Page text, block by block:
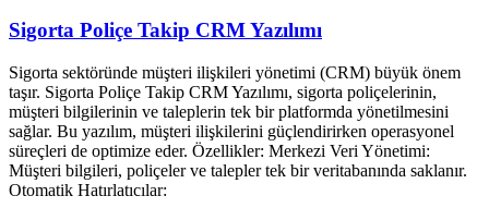
Sigorta Poliçe Takip CRM Yazılımı
Sigorta sektöründe müşteri ilişkileri yönetimi (CRM) büyük önem
taşır. Sigorta Poliçe Takip CRM Yazılımı, sigorta poliçelerinin,
müşteri bilgilerinin ve taleplerin tek bir platformda yönetilmesini
sağlar. Bu yazılım, müşteri ilişkilerini güçlendirirken operasyonel
süreçleri de optimize eder. Özellikler: Merkezi Veri Yönetimi:
Müşteri bilgileri, poliçeler ve talepler tek bir veritabanında saklanır.
Otomatik Hatırlatıcılar: